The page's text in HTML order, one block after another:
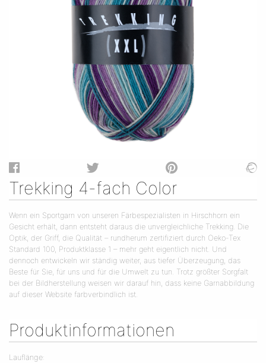
Trekking 4-fach Color
Wenn ein Sportgarn von unseren Färbespezialisten in Hirschhorn ein
Gesicht erhält, dann entsteht daraus die unvergleichliche Trekking. Die
Optik, der Griff, die Qualität – rundherum zertifiziert durch Oeko-Tex
Standard 100, Produktklasse 1 – mehr geht eigentlich nicht. Und
dennoch entwickeln wir ständig weiter, aus tiefer Überzeugung, das
Beste für Sie, für uns und für die Umwelt zu tun. Trotz größter Sorgfalt
bei der Bildherstellung weisen wir darauf hin, dass keine Garnabbildung
auf dieser Website farbverbindlich ist.
Produktinformationen
Lauflänge: